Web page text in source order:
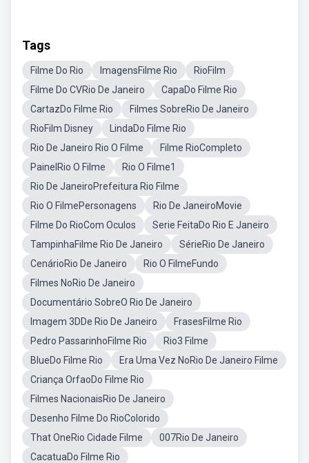
Tags
Filme Do Rio ImagensFilme Rio
RioFilm
Filme Do CVRio De Janeiro
CapaDo Filme Rio
CartazDo Filme Rio
Filmes SobreRio De Janeiro
RioFilm Disney
LindaDo Filme Rio
Rio De Janeiro Rio O Filme
Filme RioCompleto
PainelRio O Filme
Rio O Filme1
Rio De JaneiroPrefeitura Rio Filme
Rio O FilmePersonagens
Rio De JaneiroMovie
Filme Do RioCom Oculos
Serie FeitaDo Rio E Janeiro
TampinhaFilme Rio De Janeiro
SérieRio De Janeiro
CenárioRio De Janeiro
Rio O FilmeFundo
Filmes NoRio De Janeiro
Documentário SobreO Rio De Janeiro
Imagem 3DDe Rio De Janeiro
FrasesFilme Rio
Pedro PassarinhoFilme Rio
Rio3 Filme
BlueDo Filme Rio
Era Uma Vez NoRio De Janeiro Filme
Criança OrfaoDo Filme Rio
Filmes NacionaisRio De Janeiro
Desenho Filme Do RioColorido
That OneRio Cidade Filme
007Rio De Janeiro
CacatuaDo Filme Rio